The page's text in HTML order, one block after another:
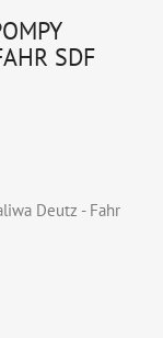
SDF
Deutz - Fahr